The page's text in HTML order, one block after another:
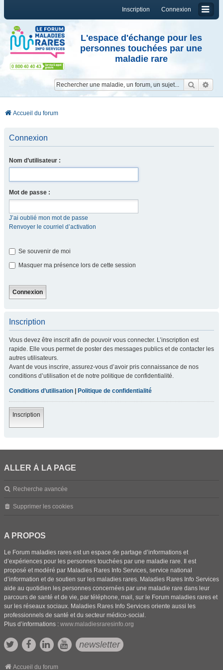
Connexion
Inscription
L'espace d'échange pour les
personnes touchées par une
maladie rare
Accueil du forum
Connexion
Nom d’utilisateur :
Mot de passe :
J’ai oublié mon mot de passe
Renvoyer le courriel d’activation
Se souvenir de moi
Masquer ma présence lors de cette session
Inscription
Vous devez être inscrit afin de pouvoir vous connecter. L’inscription est
rapide. Elle vous permet de poster des messages publics et de contacter les
autres utilisateurs.
Avant de vous inscrire, assurez-vous d’avoir pris connaissance de nos
conditions d’utilisation et de notre politique de confidentialité.
Conditions d’utilisation Politique de confidentialité
Inscription
ALLER À LA PAGE
Recherche avancée
Supprimer les cookies
A PROPOS
Le Forum maladies rares est un espace de partage d’informations et
d’expériences pour les personnes touchées par une maladie rare. Il est
proposé et modéré par Maladies Rares Info Services, service national
d’information et de soutien sur les maladies rares. Maladies Rares Info Services
aide au quotidien les personnes concernées par une maladie rare dans leur
parcours de santé et de vie, par téléphone, mail, sur le Forum maladies rares et
sur les réseaux sociaux. Maladies Rares Info Services oriente aussi les
professionnels de santé et du secteur médico-social.
Plus d’informations : www.maladiesraresinfo.org
newsletter
Accueil du forum